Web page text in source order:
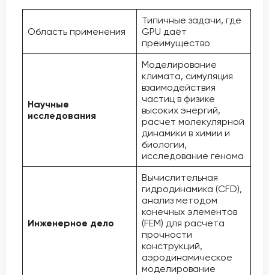
Область применения
Типичные задачи, где
GPU даёт
преимущество
Научные
исследования
Моделирование
климата, симуляция
взаимодействия
частиц в физике
высоких энергий,
расчет молекулярной
динамики в химии и
биологии,
исследование генома
Инженерное дело
Вычислительная
гидродинамика (CFD),
анализ методом
конечных элементов
(FEM) для расчета
прочности
конструкций,
аэродинамическое
моделирование